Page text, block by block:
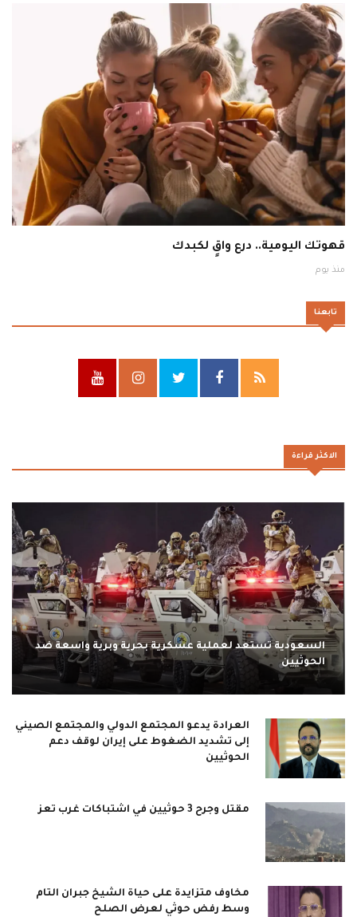
قهوتك اليومية.. درع واقٍ لكبدك
منذ يوم
تابعنا
الاكثر قراءة
السعودية تستعد لعملية عسكرية بحرية وبرية واسعة ضد
الحوثيين
العرادة يدعو المجتمع الدولي والمجتمع الصيني
إلى تشديد الضغوط على إيران لوقف دعم
الحوثيين
مقتل وجرح 3 حوثيين في اشتباكات غرب تعز
مخاوف متزايدة على حياة الشيخ جبران التام
وسط رفض حوثي لعرض الصلح